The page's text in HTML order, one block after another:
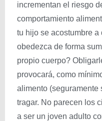
incrementan el riesgo
comportamiento
tu hijo se acostumbre
obedezca de forma
propio cuerpo?
provocará, como
alimento
tragar. No parecen los
a ser un joven adulto